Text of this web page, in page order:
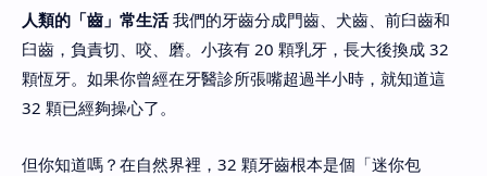
人類的「齒」常生活我們的牙齒分成門齒、犬齒、前臼齒和
臼齒，負責切、咬、磨。小孩有 20 顆乳牙，長大後換成 32
顆恆牙。如果你曾經在牙醫診所張嘴超過半小時，就知道這
32 顆已經夠操心了。
但你知道嗎？在自然界裡，32 顆牙齒根本是個「迷你包